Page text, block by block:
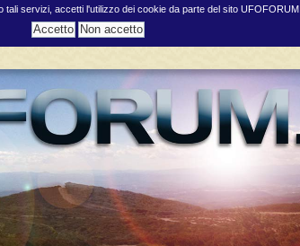
servizi, accetti l'utilizzo dei cookie da parte del sito UFOFORUM.